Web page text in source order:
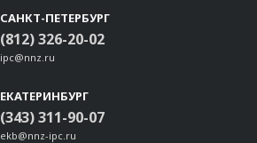
САНКТ-ПЕТЕРБУРГ
(812) 326-20-02
ipc@nnz.ru
ЕКАТЕРИНБУРГ
(343) 311-90-07
ekb@nnz-ipc.ru